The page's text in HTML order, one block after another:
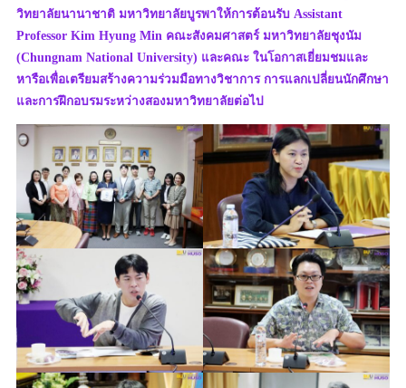
วิทยาลัยนานาชาติ มหาวิทยาลัยบูรพาให้การต้อนรับ Assistant
Professor Kim Hyung Min คณะสังคมศาสตร์ มหาวิทยาลัยชุงนัม
(Chungnam National University) และคณะ ในโอกาสเยี่ยมชมและ
หารือเพื่อเตรียมสร้างความร่วมมือทางวิชาการ การแลกเปลี่ยนนักศึกษา
และการฝึกอบรมระหว่างสองมหาวิทยาลัยต่อไป